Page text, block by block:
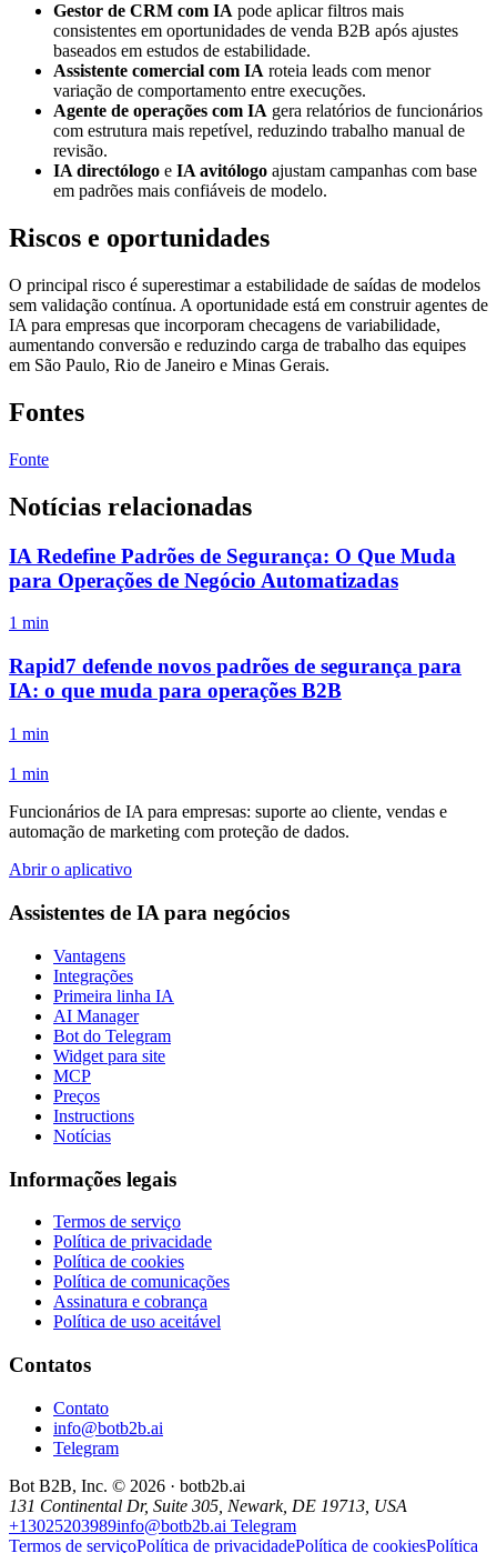
Gestor de CRM com IA pode aplicar filtros mais
consistentes em oportunidades de venda B2B após ajustes
baseados em estudos de estabilidade.
Assistente comercial com IA roteia leads com menor
variação de comportamento entre execuções.
Agente de operações com IA gera relatórios de funcionários
com estrutura mais repetível, reduzindo trabalho manual de
revisão.
IA directólogo e IA avitólogo ajustam campanhas com base
em padrões mais confiáveis de modelo.
Riscos e oportunidades
O principal risco é superestimar a estabilidade de saídas de modelos
sem validação contínua. A oportunidade está em construir agentes de
IA para empresas que incorporam checagens de variabilidade,
aumentando conversão e reduzindo carga de trabalho das equipes
em São Paulo, Rio de Janeiro e Minas Gerais.
Fontes
Fonte
Notícias relacionadas
IA Redefine Padrões de Segurança: O Que Muda
para Operações de Negócio Automatizadas
1 min
Rapid7 defende novos padrões de segurança para
IA: o que muda para operações B2B
1 min
1 min
Funcionários de IA para empresas: suporte ao cliente, vendas e
automação de marketing com proteção de dados.
Abrir o aplicativo
Assistentes de IA para negócios
Vantagens
Integrações
Primeira linha IA
AI Manager
Bot do Telegram
Widget para site
MCP
Preços
Instructions
Notícias
Informações legais
Termos de serviço
Política de privacidade
Política de cookies
Política de comunicações
Assinatura e cobrança
Política de uso aceitável
Contatos
Contato
info@botb2b.ai
Telegram
Bot B2B, Inc. © 2026 · botb2b.ai
131 Continental Dr, Suite 305, Newark, DE 19713, USA
+13025203989info@botb2b.ai Telegram
Termos de serviçoPolítica de privacidadePolítica de cookiesPolítica